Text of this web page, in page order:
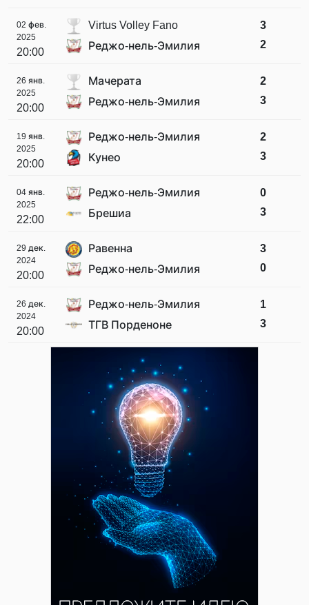
02 фев.
2025
20:00
Virtus Volley Fano
Реджо-нель-Эмилия
3
2
26 янв.
2025
20:00
Мачерата
Реджо-нель-Эмилия
2
3
19 янв.
2025
20:00
Реджо-нель-Эмилия
Кунео
2
3
04 янв.
2025
22:00
Реджо-нель-Эмилия
Брешиа
0
3
29 дек.
2024
20:00
Равенна
Реджо-нель-Эмилия
3
0
26 дек.
2024
20:00
Реджо-нель-Эмилия
ТГВ Порденоне
1
3